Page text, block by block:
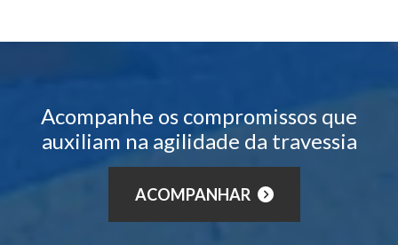
Acompanhe os compromissos que
auxiliam na agilidade da travessia
ACOMPANHAR